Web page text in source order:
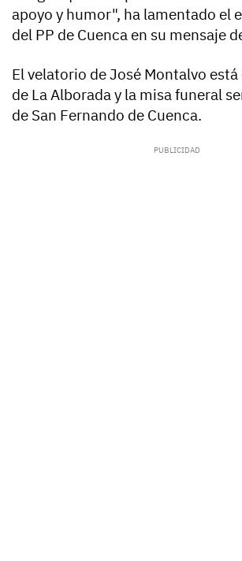
apoyo y humor", ha lamentado el
del PP de Cuenca en su mensaje
El velatorio de José Montalvo
de La Alborada y la misa funeral
de San Fernando de Cuenca.